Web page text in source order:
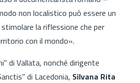
non localistico può essere un
la riflessione che per
con il mondo».
di Vallata, nonché dirigente
di Lacedonia, Silvana Rita